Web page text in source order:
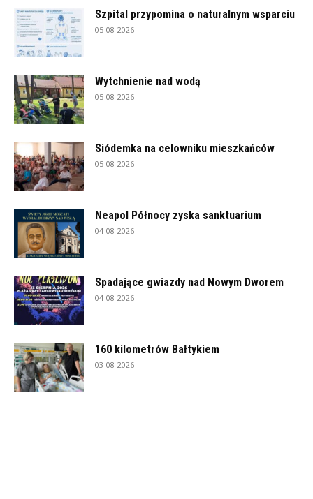
Szpital przypomina o naturalnym wsparciu
05-08-2026
Wytchnienie nad wodą
05-08-2026
Siódemka na celowniku mieszkańców
05-08-2026
Neapol Północy zyska sanktuarium
04-08-2026
Spadające gwiazdy nad Nowym Dworem
04-08-2026
160 kilometrów Bałtykiem
03-08-2026